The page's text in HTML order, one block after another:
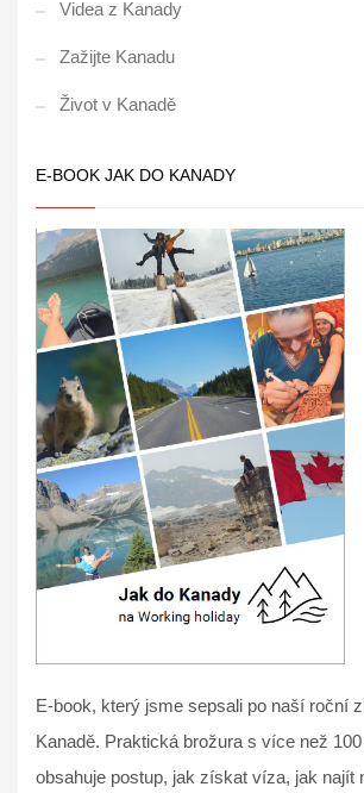
Videa z Kanady
Zažijte Kanadu
Život v Kanadě
E-BOOK JAK DO KANADY
E-book, který jsme sepsali po naší roční
Kanadě. Praktická brožura s více než
obsahuje postup, jak získat víza, jak najít